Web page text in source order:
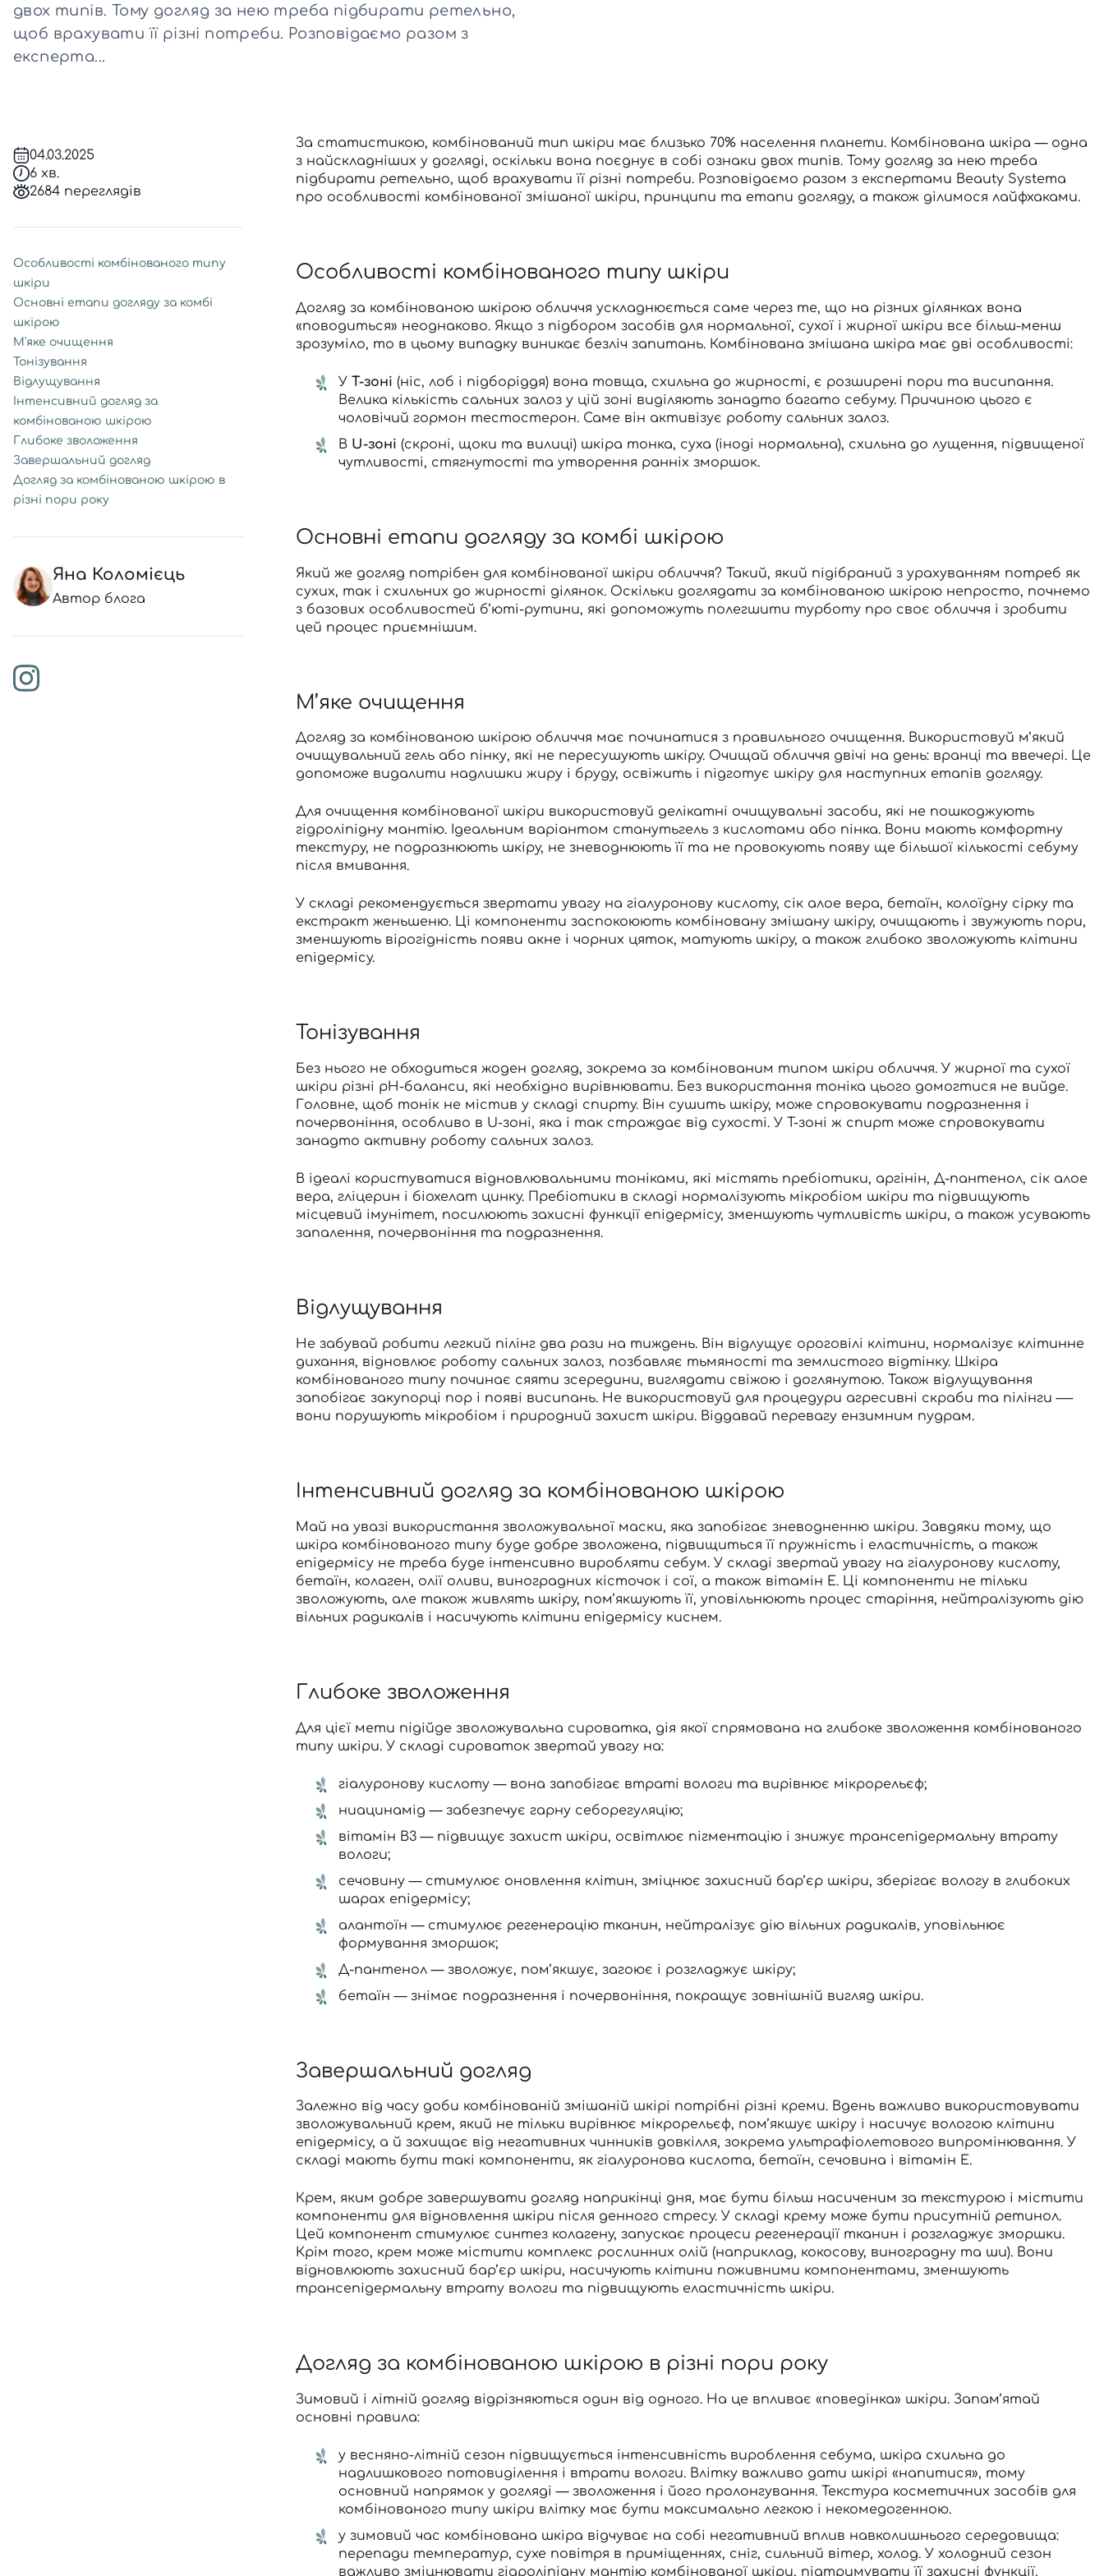
СПФ захист для дітей
Всі товари
двох типів. Тому догляд за нею треба підбирати ретельно,
щоб врахувати її різні потреби. Розповідаємо разом з
експерта...
04.03.2025
6 хв.
2684 переглядів
Особливості комбінованого типу
шкіри
Основні етапи догляду за комбі
шкірою
М'яке очищення
Тонізування
Відлущування
Інтенсивний догляд за
комбінованою шкірою
Глибоке зволоження
Завершальний догляд
Догляд за комбінованою шкірою в
різні пори року
Яна Коломієць
Автор блога
За статистикою, комбінований тип шкіри має близько 70% населення планети. Комбінована шкіра — одна
з найскладніших у догляді, оскільки вона поєднує в собі ознаки двох типів. Тому догляд за нею треба
підбирати ретельно, щоб врахувати її різні потреби. Розповідаємо разом з експертами Beauty Systema
про особливості комбінованої змішаної шкіри, принципи та етапи догляду, а також ділимося лайфхаками.
Особливості комбінованого типу шкіри
Догляд за комбінованою шкірою обличчя ускладнюється саме через те, що на різних ділянках вона
«поводиться» неоднаково. Якщо з підбором засобів для нормальної, сухої і жирної шкіри все більш-менш
зрозуміло, то в цьому випадку виникає безліч запитань. Комбінована змішана шкіра має дві особливості:
У Т-зоні (ніс, лоб і підборіддя) вона товща, схильна до жирності, є розширені пори та висипання.
Велика кількість сальних залоз у цій зоні виділяють занадто багато себуму. Причиною цього є
чоловічий гормон тестостерон. Саме він активізує роботу сальних залоз.
В U-зоні (скроні, щоки та вилиці) шкіра тонка, суха (іноді нормальна), схильна до лущення, підвищеної
чутливості, стягнутості та утворення ранніх зморшок.
Основні етапи догляду за комбі шкірою
Який же догляд потрібен для комбінованої шкіри обличчя? Такий, який підібраний з урахуванням потреб як
сухих, так і схильних до жирності ділянок. Оскільки доглядати за комбінованою шкірою непросто, почнемо
з базових особливостей б’юті-рутини, які допоможуть полегшити турботу про своє обличчя і зробити
цей процес приємнішим.
М’яке очищення
Догляд за комбінованою шкірою обличчя має починатися з правильного очищення. Використовуй м’який
очищувальний гель або пінку, які не пересушують шкіру. Очищай обличчя двічі на день: вранці та ввечері. Це
допоможе видалити надлишки жиру і бруду, освіжить і підготує шкіру для наступних етапів догляду.
Для очищення комбінованої шкіри використовуй делікатні очищувальні засоби, які не пошкоджують
гідроліпідну мантію. Ідеальним варіантом станутьгель з кислотами або пінка. Вони мають комфортну
текстуру, не подразнюють шкіру, не зневоднюють її та не провокують появу ще більшої кількості себуму
після вмивання.
У складі рекомендується звертати увагу на гіалуронову кислоту, сік алое вера, бетаїн, колоїдну сірку та
екстракт женьшеню. Ці компоненти заспокоюють комбіновану змішану шкіру, очищають і звужують пори,
зменшують вірогідність появи акне і чорних цяток, матують шкіру, а також глибоко зволожують клітини
епідермісу.
Тонізування
Без нього не обходиться жоден догляд, зокрема за комбінованим типом шкіри обличчя. У жирної та сухої
шкіри різні рН-баланси, які необхідно вирівнювати. Без використання тоніка цього домогтися не вийде.
Головне, щоб тонік не містив у складі спирту. Він сушить шкіру, може спровокувати подразнення і
почервоніння, особливо в U-зоні, яка і так страждає від сухості. У Т-зоні ж спирт може спровокувати
занадто активну роботу сальних залоз.
В ідеалі користуватися відновлювальними тоніками, які містять пребіотики, аргінін, Д-пантенол, сік алое
вера, гліцерин і біохелат цинку. Пребіотики в складі нормалізують мікробіом шкіри та підвищують
місцевий імунітет, посилюють захисні функції епідермісу, зменшують чутливість шкіри, а також усувають
запалення, почервоніння та подразнення.
Відлущування
Не забувай робити легкий пілінг два рази на тиждень. Він відлущує ороговілі клітини, нормалізує клітинне
дихання, відновлює роботу сальних залоз, позбавляє тьмяності та землистого відтінку. Шкіра
комбінованого типу починає сяяти зсередини, виглядати свіжою і доглянутою. Також відлущування
запобігає закупорці пор і появі висипань. Не використовуй для процедури агресивні скраби та пілінги —-
вони порушують мікробіом і природний захист шкіри. Віддавай перевагу ензимним пудрам.
Інтенсивний догляд за комбінованою шкірою
Май на увазі використання зволожувальної маски, яка запобігає зневодненню шкіри. Завдяки тому, що
шкіра комбінованого типу буде добре зволожена, підвищиться її пружність і еластичність, а також
епідермісу не треба буде інтенсивно виробляти себум. У складі звертай увагу на гіалуронову кислоту,
бетаїн, колаген, олії оливи, виноградних кісточок і сої, а також вітамін Е. Ці компоненти не тільки
зволожують, але також живлять шкіру, пом’якшують її, уповільнюють процес старіння, нейтралізують дію
вільних радикалів і насичують клітини епідермісу киснем.
Глибоке зволоження
Для цієї мети підійде зволожувальна сироватка, дія якої спрямована на глибоке зволоження комбінованого
типу шкіри. У складі сироваток звертай увагу на:
гіалуронову кислоту — вона запобігає втраті вологи та вирівнює мікрорельєф;
ниацинамід — забезпечує гарну себорегуляцію;
вітамін В3 — підвищує захист шкіри, освітлює пігментацію і знижує трансепідермальну втрату
вологи;
сечовину — стимулює оновлення клітин, зміцнює захисний бар’єр шкіри, зберігає вологу в глибоких
шарах епідермісу;
алантоїн — стимулює регенерацію тканин, нейтралізує дію вільних радикалів, уповільнює
формування зморшок;
Д-пантенол — зволожує, пом’якшує, загоює і розгладжує шкіру;
бетаїн — знімає подразнення і почервоніння, покращує зовнішній вигляд шкіри.
Завершальний догляд
Залежно від часу доби комбінованій змішаній шкірі потрібні різні креми. Вдень важливо використовувати
зволожувальний крем, який не тільки вирівнює мікрорельєф, пом’якшує шкіру і насичує вологою клітини
епідермісу, а й захищає від негативних чинників довкілля, зокрема ультрафіолетового випромінювання. У
складі мають бути такі компоненти, як гіалуронова кислота, бетаїн, сечовина і вітамін Е.
Крем, яким добре завершувати догляд наприкінці дня, має бути більш насиченим за текстурою і містити
компоненти для відновлення шкіри після денного стресу. У складі крему може бути присутній ретинол.
Цей компонент стимулює синтез колагену, запускає процеси регенерації тканин і розгладжує зморшки.
Крім того, крем може містити комплекс рослинних олій (наприклад, кокосову, виноградну та ши). Вони
відновлюють захисний бар’єр шкіри, насичують клітини поживними компонентами, зменшують
трансепідермальну втрату вологи та підвищують еластичність шкіри.
Догляд за комбінованою шкірою в різні пори року
Зимовий і літній догляд відрізняються один від одного. На це впливає «поведінка» шкіри. Запам’ятай
основні правила:
у весняно-літній сезон підвищується інтенсивність вироблення себума, шкіра схильна до
надлишкового потовиділення і втрати вологи. Влітку важливо дати шкірі «напитися», тому
основний напрямок у догляді — зволоження і його пролонгування. Текстура косметичних засобів для
комбінованого типу шкіри влітку має бути максимально легкою і некомедогенною.
у зимовий час комбінована шкіра відчуває на собі негативний вплив навколишнього середовища:
перепади температур, сухе повітря в приміщеннях, сніг, сильний вітер, холод. У холодний сезон
важливо зміцнювати гідроліпідну мантію комбінованої шкіри, підтримувати її захисні функції,
Вхід Реєстрація
приймаєте умови Угоди користувача
Далі
Увійти за допомогою e-mail